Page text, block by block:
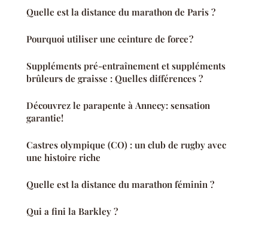
Quelle est la distance du marathon de Paris ?
Pourquoi utiliser une ceinture de force ?
Suppléments pré-entraînement et suppléments
brûleurs de graisse : Quelles différences ?
Découvrez le parapente à Annecy: sensation
garantie!
Castres olympique (CO) : un club de rugby avec
une histoire riche
Quelle est la distance du marathon féminin ?
Qui a fini la Barkley ?